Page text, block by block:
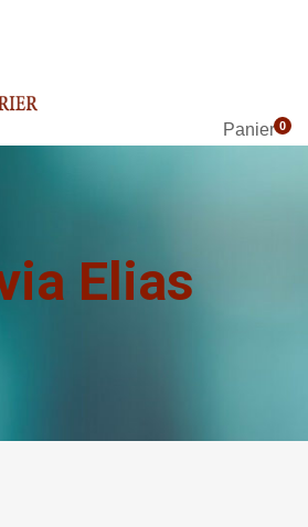
Panier0
Elias